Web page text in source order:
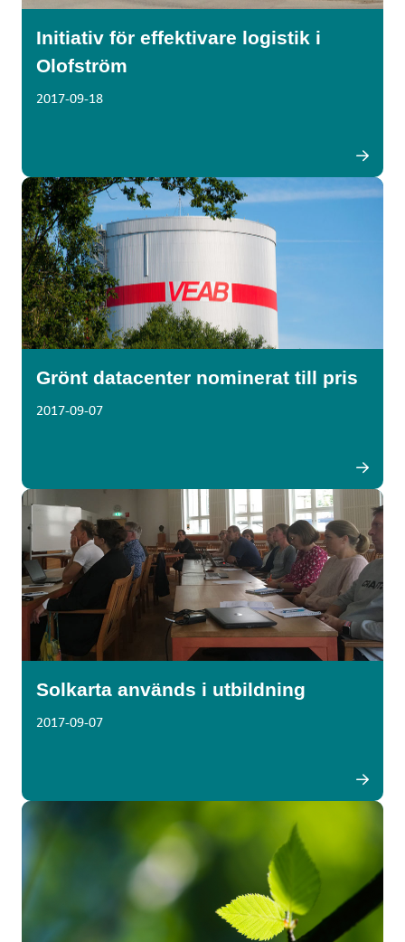
Initiativ för effektivare logistik i
Olofström
2017-09-18
Grönt datacenter nominerat till pris
2017-09-07
Solkarta används i utbildning
2017-09-07